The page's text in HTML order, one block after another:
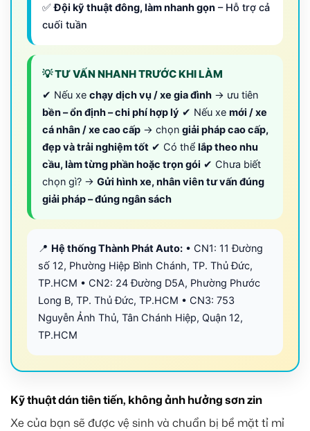
✅Đội kỹ thuật đông, làm nhanh gọn – Hỗ trợ cả
cuối tuần
💡 TƯ VẤN NHANH TRƯỚC KHI LÀM
✔ Nếu xe chạy dịch vụ / xe gia đình → ưu tiên
bền – ổn định – chi phí hợp lý ✔ Nếu xe mới / xe
cá nhân / xe cao cấp → chọn giải pháp cao cấp,
đẹp và trải nghiệm tốt ✔ Có thể lắp theo nhu
cầu, làm từng phần hoặc trọn gói ✔ Chưa biết
chọn gì? → Gửi hình xe, nhân viên tư vấn đúng
giải pháp – đúng ngân sách
📍 Hệ thống Thành Phát Auto: • CN1: 11 Đường
số 12, Phường Hiệp Bình Chánh, TP. Thủ Đức,
TP.HCM • CN2: 24 Đường D5A, Phường Phước
Long B, TP. Thủ Đức, TP.HCM • CN3: 753
Nguyễn Ảnh Thủ, Tân Chánh Hiệp, Quận 12,
TP.HCM
Kỹ thuật dán tiên tiến, không ảnh hưởng sơn zin
Xe của bạn sẽ được vệ sinh và chuẩn bị bề mặt tỉ mỉ